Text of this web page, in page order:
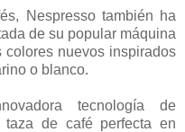
Nespresso también ha
de su popular máquina
colores nuevos inspirados
o blanco.
tecnología de
taza de café perfecta en